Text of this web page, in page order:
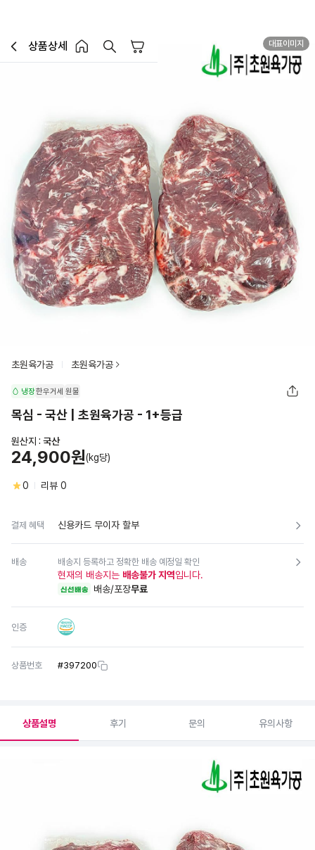
이전페이지로 이동
상품상세
홈 버튼홈 장바구니
대표이미지
초원육가공 초원육가공
냉장한우거세 원물
목심 - 국산 | 초원육가공 - 1+등급
원산지 : 국산
24,900원(kg당)
0 리뷰 0
결제 혜택 신용카드 무이자 할부
배송 배송지 등록하고 정확한 배송 예정일 확인
현재의 배송지는 배송불가 지역입니다.
신선배송 배송/포장무료
인증
상품번호 #397200
상품설명 후기 문의 유의사항